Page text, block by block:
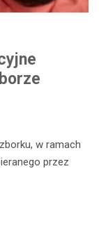
w ramach
przez